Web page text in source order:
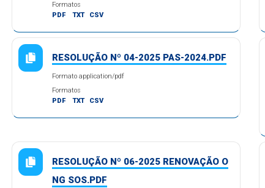
Formatos
PDF
TXT CSV
RESOLUÇÃO Nº 04-2025 PAS-2024.PDF
Formato application/pdf
Formatos
PDF
TXT CSV
RESOLUÇÃO Nº 06-2025 RENOVAÇÃO O
NG SOS.PDF